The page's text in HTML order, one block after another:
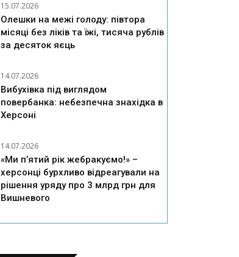
15.07.2026
Олешки на межі голоду: півтора
місяці без ліків та їжі, тисяча рублів
за десяток яєць
14.07.2026
Вибухівка під виглядом
повербанка: небезпечна знахідка в
Херсоні
14.07.2026
«Ми п’ятий рік жебракуємо!» –
херсонці бурхливо відреагували на
рішення уряду про 3 млрд грн для
Вишневого